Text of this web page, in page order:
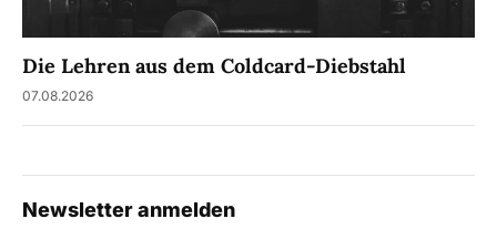
Die Lehren aus dem Coldcard-Diebstahl
07.08.2026
Newsletter anmelden